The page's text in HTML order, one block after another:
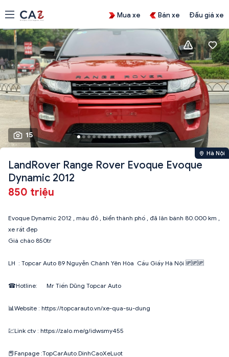
Mua xe Bán xe Đấu giá xe
15
Hà Nội
LandRover Range Rover Evoque Evoque
Dynamic 2012
850 triệu
Evoque Dynamic 2012 , màu đỏ , biển thành phố , đã lăn bánh 80.000 km ,
xe rất đẹp
Giá chào 850tr
LH : Topcar Auto 89 Nguyễn Chánh Yên Hòa Cầu Giấy Hà Nội 🆙🆙🆙
☎Hotline: Mr Tiến Dũng Topcar Auto
📊Website : https://topcarauto.vn/xe-qua-su-dung
💹Link ctv : https://zalo.me/g/idwsmy455
📕Fanpage :TopCarAuto.DinhCaoXeLuot